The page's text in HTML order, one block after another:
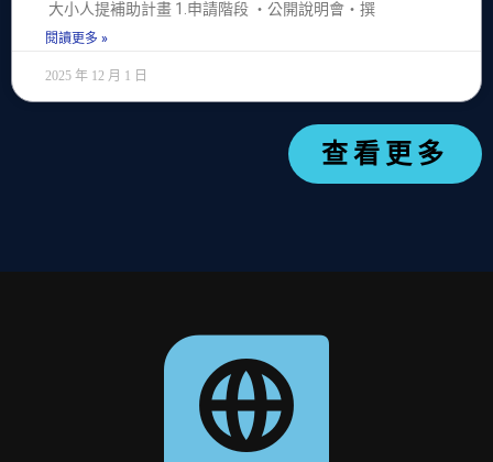
大小人提補助計畫 1.申請階段 ‧公開說明會‧撰
閱讀更多 »
2025 年 12 月 1 日
查看更多